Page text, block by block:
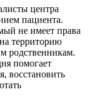
центра
пациента.
не имеет права
территорию
родственникам.
помогает
восстановить